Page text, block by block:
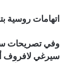
اتهامات روسية
وفي تصريحات
سيرغي لافروف